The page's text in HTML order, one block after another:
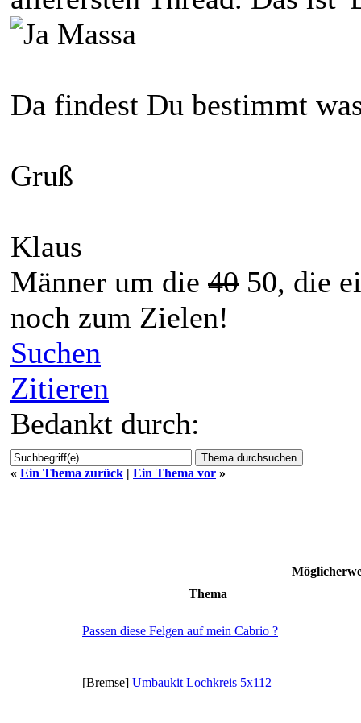
Da findest Du bestimmt
Gruß
Klaus
Männer um die 40 50, die
noch zum Zielen!
Suchen
Zitieren
Bedankt durch:
« Ein Thema zurück | Ein Thema vor »
Thema
Passen diese Felgen auf mein Cabrio ?
[Bremse] Umbaukit Lochkreis 5x112